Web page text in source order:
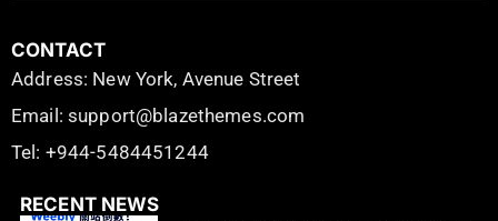
CONTACT
Address: New York, Avenue Street
Email: support@blazethemes.com
Tel: +944-5484451244
RECENT NEWS